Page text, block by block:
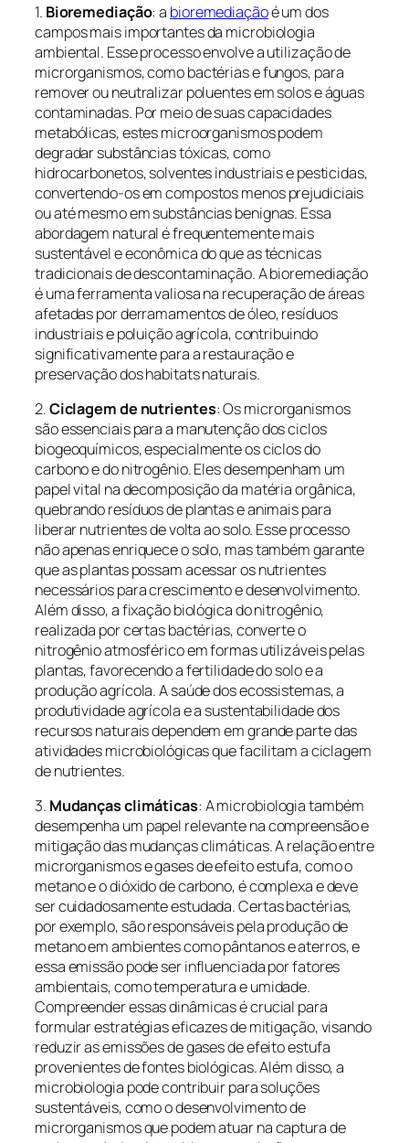
1. Bioremediação: a bioremediaçãoé um dos
campos mais importantes da microbiologia
ambiental. Esse processo envolve a utilização de
microrganismos, como bactérias e fungos, para
remover ou neutralizar poluentes em solos e águas
contaminadas. Por meio de suas capacidades
metabólicas, estes microorganismos podem
degradar substâncias tóxicas, como
hidrocarbonetos, solventes industriais e pesticidas,
convertendo-os em compostos menos prejudiciais
ou até mesmo em substâncias benignas. Essa
abordagem natural é frequentemente mais
sustentável e econômica do que as técnicas
tradicionais de descontaminação. A bioremediação
é uma ferramenta valiosa na recuperação de áreas
afetadas por derramamentos de óleo, resíduos
industriais e poluição agrícola, contribuindo
significativamente para a restauração e
preservação dos habitats naturais.
2.Ciclagem de nutrientes: Os microrganismos
são essenciais para a manutenção dos ciclos
biogeoquímicos, especialmente os ciclos do
carbono e do nitrogênio. Eles desempenham um
papel vital na decomposição da matéria orgânica,
quebrando resíduos de plantas e animais para
liberar nutrientes de volta ao solo. Esse processo
não apenas enriquece o solo, mas também garante
que as plantas possam acessar os nutrientes
necessários para crescimento e desenvolvimento.
Além disso, a fixação biológica do nitrogênio,
realizada por certas bactérias, converte o
nitrogênio atmosférico em formas utilizáveis pelas
plantas, favorecendo a fertilidade do solo e a
produção agrícola. A saúde dos ecossistemas, a
produtividade agrícola e a sustentabilidade dos
recursos naturais dependem em grande parte das
atividades microbiológicas que facilitam a ciclagem
de nutrientes.
3. Mudanças climáticas: A microbiologia também
desempenha um papel relevante na compreensão e
mitigação das mudanças climáticas. A relação entre
microrganismos e gases de efeito estufa, como o
metano e o dióxido de carbono, é complexa e deve
ser cuidadosamente estudada. Certas bactérias,
por exemplo, são responsáveis pela produção de
metano em ambientes como pântanos e aterros, e
essa emissão pode ser influenciada por fatores
ambientais, como temperatura e umidade.
Compreender essas dinâmicas é crucial para
formular estratégias eficazes de mitigação, visando
reduzir as emissões de gases de efeito estufa
provenientes de fontes biológicas. Além disso, a
microbiologia pode contribuir para soluções
sustentáveis, como o desenvolvimento de
microrganismos que podem atuar na captura de